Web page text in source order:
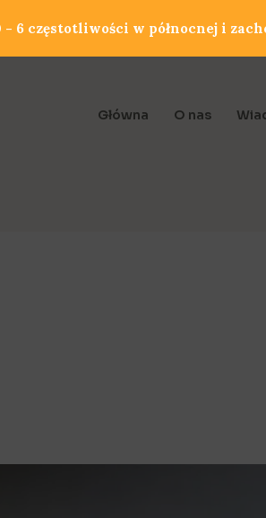
Główna O nas
6 częstotliwości w północnej i